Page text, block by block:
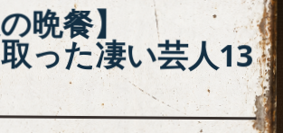
晩餐】
凄い芸人13